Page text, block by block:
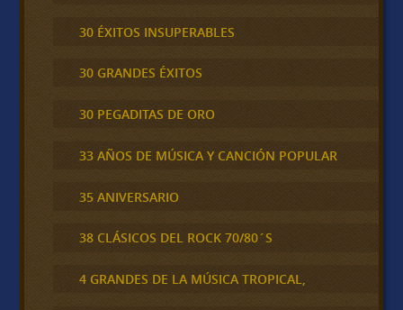
30 ÉXITOS INSUPERABLES
30 GRANDES ÉXITOS
30 PEGADITAS DE ORO
33 AÑOS DE MÚSICA Y CANCIÓN POPULAR
35 ANIVERSARIO
38 CLÁSICOS DEL ROCK 70/80´S
4 GRANDES DE LA MÚSICA TROPICAL,